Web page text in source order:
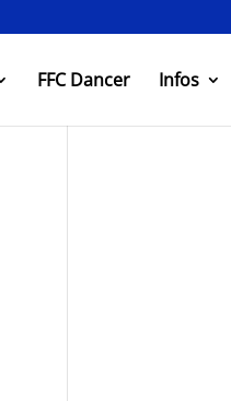
FFC Dancer Infos